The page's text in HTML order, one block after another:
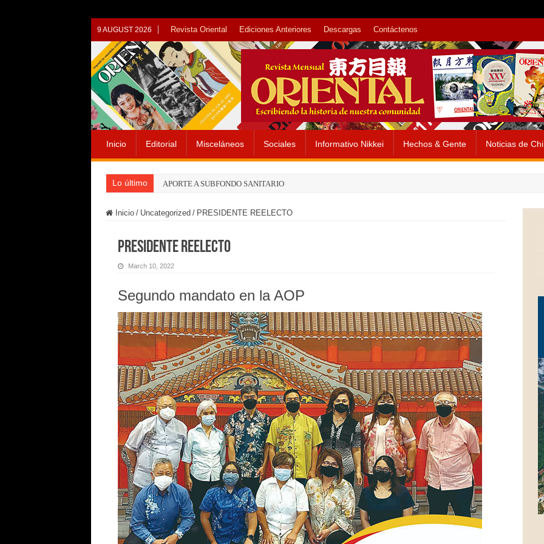
9 AUGUST 2026 Revista Oriental Ediciones Anteriores Descargas Contáctenos
Inicio Editorial Misceláneos Sociales Informativo Nikkei Hechos & Gente Noticias de
Lo último APORTE A SUBFONDO SANITARIO
Inicio / Uncategorized / PRESIDENTE REELECTO
PRESIDENTE REELECTO
March 10, 2022
Segundo mandato en la AOP